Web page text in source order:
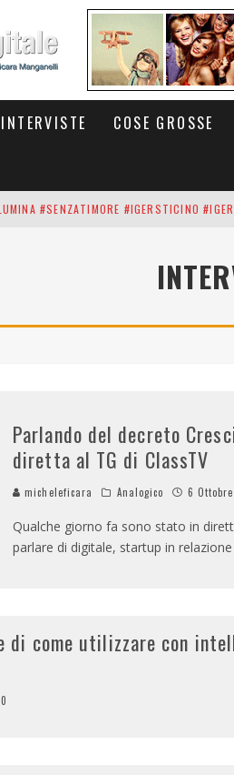
COSE GROSSE
#SENZATIMORE #IGERSTICINO
#RUNNING #SHOES IN MY HANDS
Parlando del decreto
diretta al TG di ClassTV
micheleficara Analogico 6
Qualche giorno fa sono stato in
parlare di digitale, startup in relazione
come utilizzare con
0